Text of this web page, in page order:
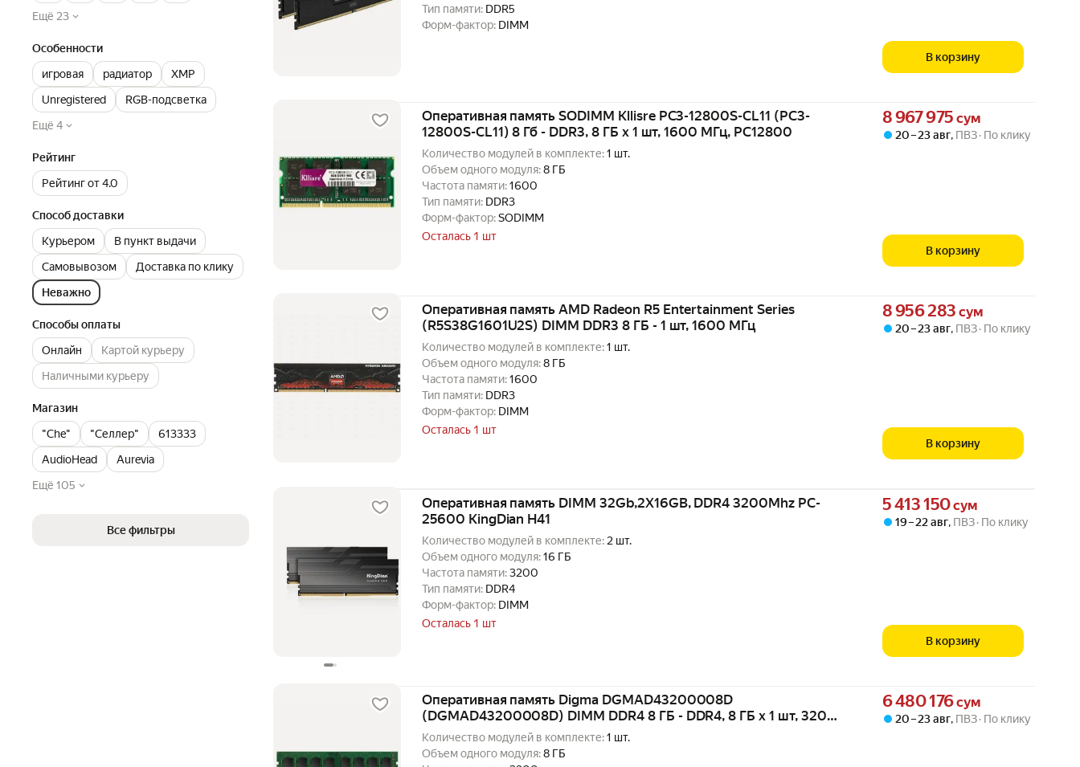
Ещё 23
Особенности
игровая
радиатор
XMP
Unregistered
RGB-подсветка
Ещё 4
Рейтинг
Рейтинг от 4.0
Способ доставки
Курьером
В пункт выдачи
Самовывозом
Доставка по клику
Неважно
Способы оплаты
Онлайн
Картой курьеру
Наличными курьеру
Магазин
"Che"
"Селлер"
613333
AudioHead
Aurevia
Ещё 105
Все фильтры
Тип памяти: DDR5
Форм-фактор: DIMM
В корзину
Оперативная память SODIMM Kllisre PC3-12800S-CL11 (PC3-
12800S-CL11) 8 Гб - DDR3, 8 ГБ х 1 шт, 1600 МГц, PC12800
Количество модулей в комплекте:1 шт.
Объем одного модуля:8 ГБ
Частота памяти:1600
Тип памяти: DDR3
Форм-фактор:SODIMM
Осталась 1 шт
Цена 8967975 сум вместо
8 967 975 сум
20 – 23 авг, ПВЗ По клику
В корзину
Оперативная память AMD Radeon R5 Entertainment Series
(R5S38G1601U2S) DIMM DDR3 8 ГБ - 1 шт, 1600 МГц
Количество модулей в комплекте:1 шт.
Объем одного модуля:8 ГБ
Частота памяти:1600
Тип памяти: DDR3
Форм-фактор: DIMM
Осталась 1 шт
Цена 8956283 сум вместо
8 956 283 сум
20 – 23 авг, ПВЗ По клику
В корзину
Оперативная память DIMM 32Gb,2X16GB, DDR4 3200Mhz PC-
25600 KingDian H41
Количество модулей в комплекте:2 шт.
Объем одного модуля:16 ГБ
Частота памяти:3200
Тип памяти: DDR4
Форм-фактор: DIMM
Осталась 1 шт
Цена 5413150 сум вместо
5 413 150сум
19 – 22 авг, ПВЗ По клику
В корзину
Оперативная память Digma DGMAD43200008D
(DGMAD43200008D) DIMM DDR4 8 ГБ - DDR4, 8 ГБ х 1 шт, 3200
МГц
Количество модулей в комплекте:1 шт.
Объем одного модуля:8 ГБ
Цена 6480176 сум вместо
6 480 176сум
20 – 23 авг, ПВЗ По клику